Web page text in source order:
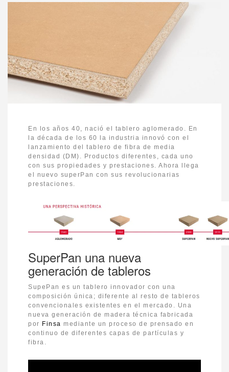
En los años 40, nació el tablero aglomerado. En
la década de los 60 la industria innovó con el
lanzamiento del tablero de fibra de media
densidad (DM). Productos diferentes, cada uno
con sus propiedades y prestaciones. Ahora llega
el nuevo superPan con sus revolucionarias
prestaciones.
SuperPan una nueva
generación de tableros
SupePan es un tablero innovador con una
composición única; diferente al resto de tableros
convencionales existentes en el mercado. Una
nueva generación de madera técnica fabricada
por Finsa mediante un proceso de prensado en
continuo de diferentes capas de partículas y
fibra.